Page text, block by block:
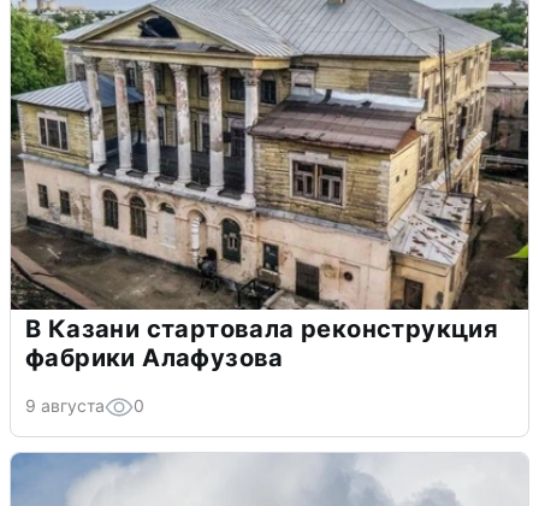
В Казани стартовала реконструкция
фабрики Алафузова
9 августа 0